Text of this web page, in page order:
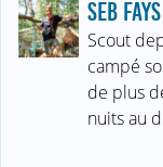
SEB FAYS
Scout
campé
de plus
nuits au